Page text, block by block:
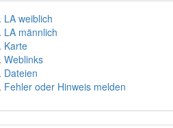
LA weiblich
LA männlich
Karte
Weblinks
Dateien
Fehler oder Hinweis melden